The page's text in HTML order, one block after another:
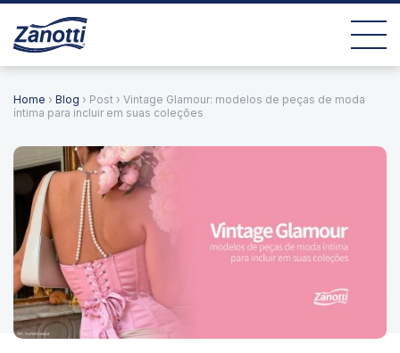
Home › Blog › Post › Vintage Glamour: modelos de peças de moda
íntima para incluir em suas coleções